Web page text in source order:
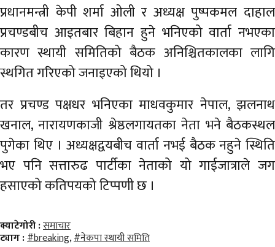
प्रधानमन्त्री केपी शर्मा ओली र अध्यक्ष पुष्पकमल दाहाल
प्रचण्डबीच आइतबार बिहान हुने भनिएको वार्ता नभएका
कारण स्थायी समितिको बैठक अनिश्चितकालका लागि
स्थगित गरिएको जनाइएको थियो ।
तर प्रचण्ड पक्षधर भनिएका माधवकुमार नेपाल, झलनाथ
खनाल, नारायणकाजी श्रेष्ठलगायतका नेता भने बैठकस्थल
पुगेका थिए । अध्यक्षद्वयबीच वार्ता नभई बैठक नहुने स्थिति
भए पनि सत्तारुढ पार्टीका नेताको यो गाईजात्राले जग
हसाएको कतिपयको टिप्पणी छ ।
क्याटेगोरी :समाचार
ट्याग :#breaking,#नेकपा स्थायी समिति